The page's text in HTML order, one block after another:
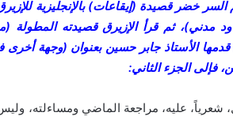
السر خضر قصيدة (إيقاعات) بالإنجليزية
مدني)، ثم قرأ الإزيرق قصيدته المطولة
قدمها الأستاذ جابر حسين بعنوان (وجهة
فإلى الجزء الثاني:
شعرياً، عليه، مراجعة الماضي ومساءلته،